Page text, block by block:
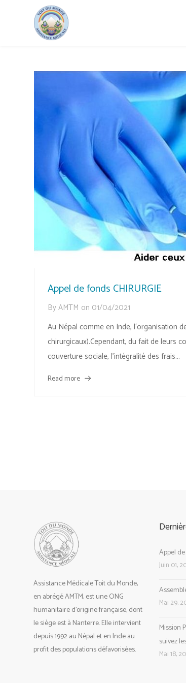
Appel de fonds CHIRURGIE
ByAMTM on 01/04/2021
Au Népal comme en Inde, l‘organisation
chirurgicaux).Cependant, du fait de leurs
couverture sociale, l’intégralité des frais...
Read more
Assistance Médicale Toit du Monde,
en abrégé AMTM, est une ONG
humanitaire d’origine française, dont
le siège est à Nanterre. Elle intervient
depuis 1992 au Népal et en Inde au
profit des populations défavorisées.
Appel
Juin 01,
Mai 29,
Mission
suivez
Mai 18,